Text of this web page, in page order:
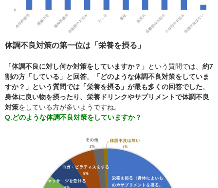
体調不良対策の第一位は「栄養を摂る」
「体調不良に対し何か対策をしていますか？」 という質問では、 約7
割の方「している」と回答。
「どのような体調不良対策をしていま
すか？」という質問では「栄養を摂る」が最も多くの回答でした。
身体に良い物を摂ったり、栄養ドリンクやサプリメントで体調不良
対策をしている方が多いようですね。
Q.どのような体調不良対策をしていますか？